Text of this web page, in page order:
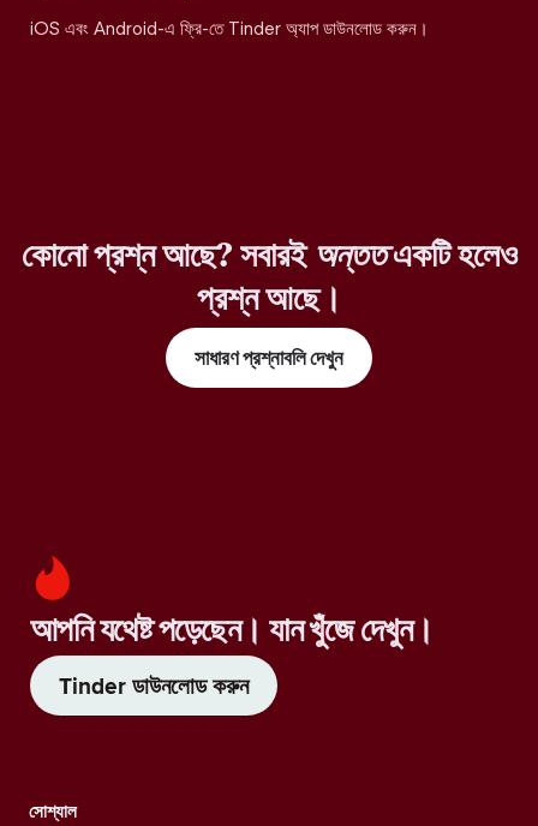
iOS এবং Android-এ ফ্রি-তে Tinder অ্যাপ ডাউনলোড করুন।
কোনো প্রশ্ন আছে? সবারইঅন্ততএকটি হলেও
প্রশ্ন আছে।
সাধারণ প্রশ্নাবলি দেখুন
আপনি যথেষ্ট পড়েছেন। যান খুঁজে দেখুন।
Tinder ডাউনলোড করুন
সোশ্যাল